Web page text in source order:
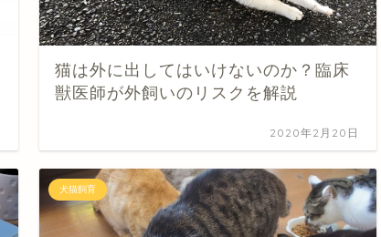
猫は外に出してはいけないのか？臨床
獣医師が外飼いのリスクを解説
2020年2月20日
犬猫飼育